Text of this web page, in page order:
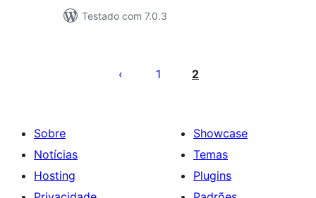
Testado com 7.0.3
1 2
Sobre
Notícias
Hosting
Showcase
Temas
Plugins